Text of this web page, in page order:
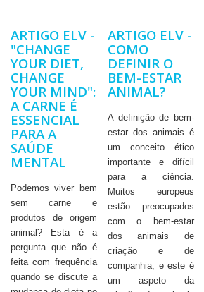
ARTIGO ELV -
"CHANGE
YOUR DIET,
CHANGE
YOUR MIND":
A CARNE É
ESSENCIAL
PARA A
SAÚDE
MENTAL
Podemos viver bem
sem carne e
produtos de origem
animal? Esta é a
pergunta que não é
feita com frequência
quando se discute a
ARTIGO ELV -
COMO
DEFINIR O
BEM-ESTAR
ANIMAL?
A definição de bem-
estar dos animais é
um conceito ético
importante e difícil
para a ciência.
Muitos europeus
estão preocupados
com o bem-estar
dos animais de
criação e de
companhia, e este é
um aspeto da